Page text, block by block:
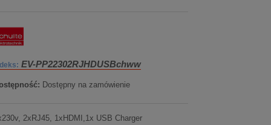
EV-PP22302RJHDUSBchww
Dostępny na zamówienie
2xRJ45, 1xHDMI,1x USB Charger